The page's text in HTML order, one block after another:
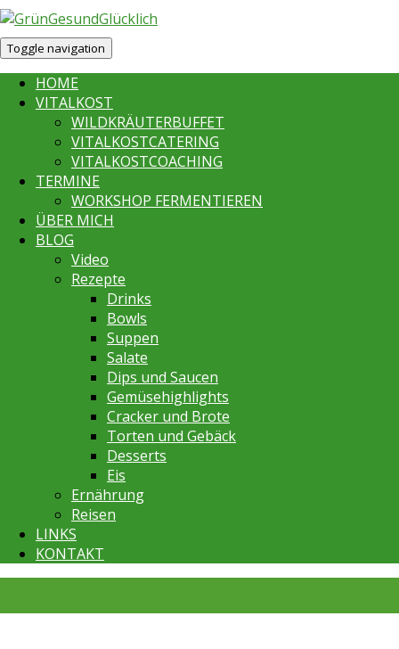
Toggle navigation
HOME
VITALKOST
WILDKRÄUTERBUFFET
VITALKOSTCATERING
VITALKOSTCOACHING
TERMINE
WORKSHOP FERMENTIEREN
ÜBER MICH
BLOG
Video
Rezepte
Drinks
Bowls
Suppen
Salate
Dips und Saucen
Gemüsehighlights
Cracker und Brote
Torten und Gebäck
Desserts
Eis
Ernährung
Reisen
LINKS
KONTAKT